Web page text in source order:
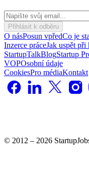
Přihlásit k odběru
O násPosun vpředCo je
Inzerce práceJak uspět při
StartupTalkBlogStartup
VOPOsobní údaje
CookiesPro médiaKontakt
© 2012 – 2026